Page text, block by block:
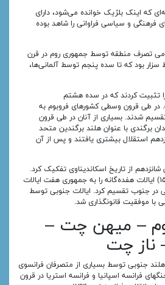
که اینک بلژیک خوانده می‌شود، دارای
و سیاسی فراوانی را شاهد بوده‌
تصرف منطقه توسط جمهوری روم در قرن
بود که تا سده پنجم توسط آلمانی‌ها،
تثبیت کردند که در سده هشتم
در طی قرون وسطی کشورهای فروبوم به
شدند. بسیاری از آنان در طی قرون
برگندی با عنوان هلند برگندین متحد
استقلال بیشتری یافتند و پس از آن
شانزدهم از تاریخ اسکاندیناوی تفکیک کرد.
جنگ هشتاد ساله (۱۶۴۸–۱۵۶۸) ایالات هفده‌گانه را به جمهوری هفت ایالات
در جنوب تقسیم کرد. ایالات جنوبی توسط
با موفقیت قانونگذاری شد.
– میهن چت –
چت
جنوبی توسط بسیاری از متصرفان فرانسوی
فرانسه اسپانیا و فرانسه استریا در قرون